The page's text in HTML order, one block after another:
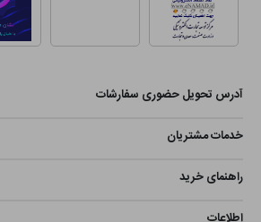
آدرس تحویل حضوری سفارشات
خدمات مشتریان
راهنمای خرید
اطلاعات